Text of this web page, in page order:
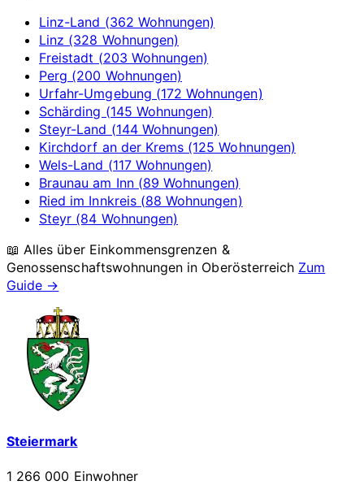
Linz-Land (362 Wohnungen)
Linz (328 Wohnungen)
Freistadt (203 Wohnungen)
Perg (200 Wohnungen)
Urfahr-Umgebung (172 Wohnungen)
Schärding (145 Wohnungen)
Steyr-Land (144 Wohnungen)
Kirchdorf an der Krems (125 Wohnungen)
Wels-Land (117 Wohnungen)
Braunau am Inn (89 Wohnungen)
Ried im Innkreis (88 Wohnungen)
Steyr (84 Wohnungen)
📖 Alles über Einkommensgrenzen &
Genossenschaftswohnungen in Oberösterreich Zum
Guide →
Steiermark
1 266 000 Einwohner